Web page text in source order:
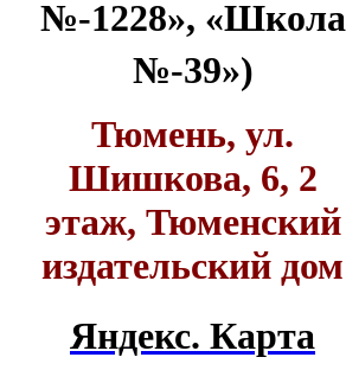
№-1228», «Школа
№-39»)
Тюмень, ул.
Шишкова, 6, 2
этаж, Тюменский
издательский дом
Яндекс. Карта